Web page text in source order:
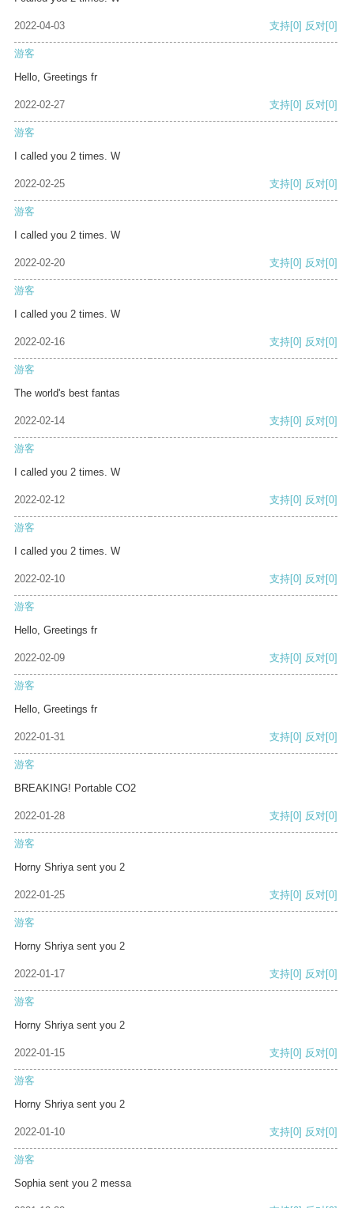
2022-04-03 支持[0] 反对[0]
游客
Hello, Greetings fr
2022-02-27 支持[0] 反对[0]
游客
I called you 2 times. W
2022-02-25 支持[0] 反对[0]
游客
I called you 2 times. W
2022-02-20 支持[0] 反对[0]
游客
I called you 2 times. W
2022-02-16 支持[0] 反对[0]
游客
The world's best fantas
2022-02-14 支持[0] 反对[0]
游客
I called you 2 times. W
2022-02-12 支持[0] 反对[0]
游客
I called you 2 times. W
2022-02-10 支持[0] 反对[0]
游客
Hello, Greetings fr
2022-02-09 支持[0] 反对[0]
游客
Hello, Greetings fr
2022-01-31 支持[0] 反对[0]
游客
BREAKING! Portable CO2
2022-01-28 支持[0] 反对[0]
游客
Horny Shriya sent you 2
2022-01-25 支持[0] 反对[0]
游客
Horny Shriya sent you 2
2022-01-17 支持[0] 反对[0]
游客
Horny Shriya sent you 2
2022-01-15 支持[0] 反对[0]
游客
Horny Shriya sent you 2
2022-01-10 支持[0] 反对[0]
游客
Sophia sent you 2 messa